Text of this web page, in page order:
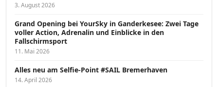
3. August 2026
Grand Opening bei YourSky in Ganderkesee: Zwei Tage
voller Action, Adrenalin und Einblicke in den
Fallschirmsport
11. Mai 2026
Alles neu am Selfie-Point #SAIL Bremerhaven
14. April 2026